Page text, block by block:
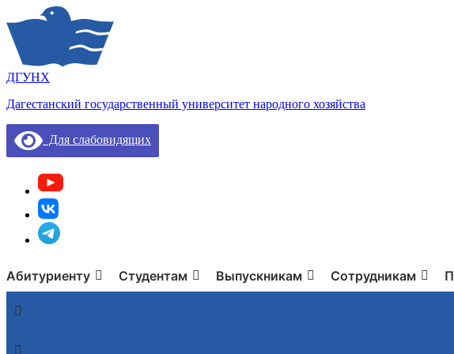
ДГУНХ
Дагестанский государственный университет народного хозяйства
Для слабовидящих
Абитуриенту Студентам Выпускникам Сотрудникам